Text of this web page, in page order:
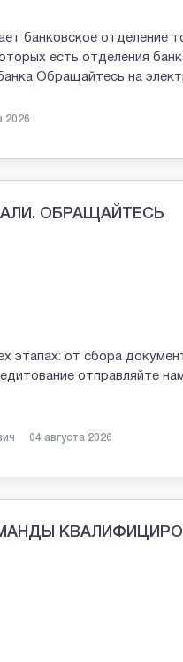
банковское отделение
есть отделения
Обращайтесь на
2026
ОБРАЩАЙТЕСЬ
этапах: от сбора
отправляйте
04 августа 2026